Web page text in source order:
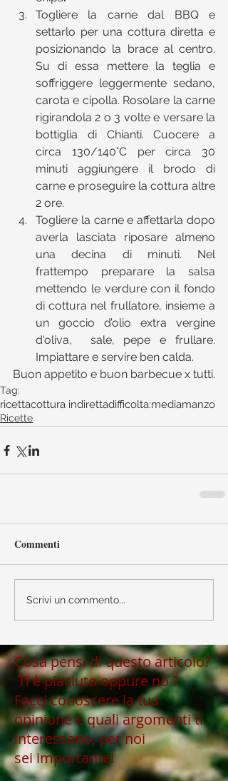
Togliere la carne dal BBQ e
settarlo per una cottura diretta e
posizionando la brace al centro.
Su di essa mettere la teglia e
soffriggere leggermente sedano,
carota e cipolla. Rosolare la carne
rigirandola 2 o 3 volte e versare la
bottiglia di Chianti. Cuocere a
circa 130/140°C per circa 30
minuti aggiungere il brodo di
carne e proseguire la cottura altre
2 ore.
Togliere la carne e affettarla dopo
averla lasciata riposare almeno
una decina di minuti. Nel
frattempo preparare la salsa
mettendo le verdure con il fondo
di cottura nel frullatore, insieme a
un goccio d’olio extra vergine
d'oliva,  sale, pepe e frullare.
Impiattare e servire ben calda.
Buon appetito e buon barbecue x tutti.
Tag:
ricettacottura indirettadifficolta:mediamanzo
Ricette
Commenti
Scrivi un commento...
Cosa pensi di questo articolo?
Ti è piaciuto oppure no ?
Facci conoscere la tua
opinione e quali argomenti ti
interessano, per noi
sei importante!